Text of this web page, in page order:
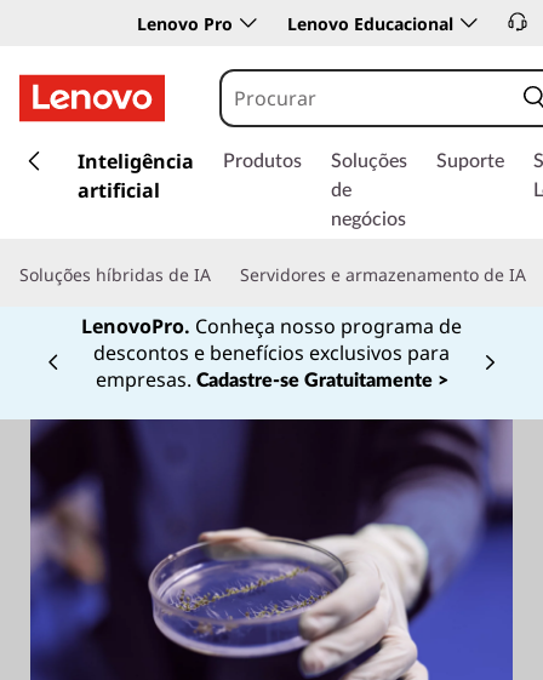
Lenovo Pro Lenovo Educacional
a
r
c
o
ú
o
p
Inteligência
artificial
Produtos
Soluções
de
negócios
Suporte
Soluções híbridas de IA Servidores e armazenamento de IA
LenovoPro. Conheça nosso programa de
descontos e benefícios exclusivos para
empresas. Cadastre-se Gratuitamente >
Currently displaying item 1 of